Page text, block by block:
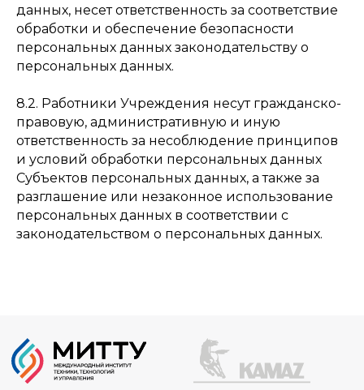
данных, несет ответственность за соответствие
обработки и обеспечение безопасности
персональных данных законодательству о
персональных данных.
8.2. Работники Учреждения несут гражданско-
правовую, административную и иную
ответственность за несоблюдение принципов
и условий обработки персональных данных
Субъектов персональных данных, а также за
разглашение или незаконное использование
персональных данных в соответствии с
законодательством о персональных данных.